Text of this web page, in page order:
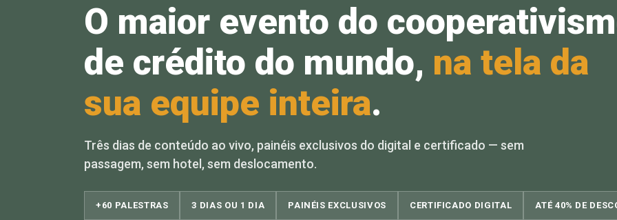
O maior evento do
de crédito do mundo, na tela da
sua equipe inteira.
Três dias de conteúdo ao vivo, painéis exclusivos do digital e certificado — sem
passagem, sem hotel, sem deslocamento.
+60 PALESTRAS 3 DIAS OU 1 DIA PAINÉIS EXCLUSIVOS CERTIFICADO DIGITAL ATÉ 40% DE